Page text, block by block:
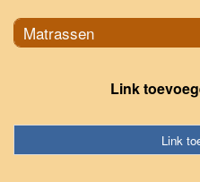
Matrassen
Link
Link